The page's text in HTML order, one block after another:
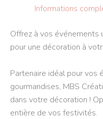
Informations
Offrez à vos événements
pour une décoration à
Partenaire idéal pour vos
gourmandises, MBS
dans votre décoration !
entière de vos festivités.